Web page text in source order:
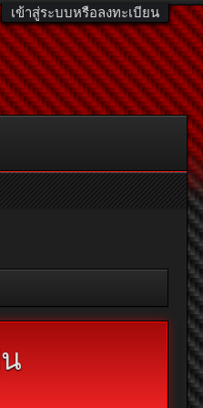
เข้าสู่ระบบหรือลงทะเบียน